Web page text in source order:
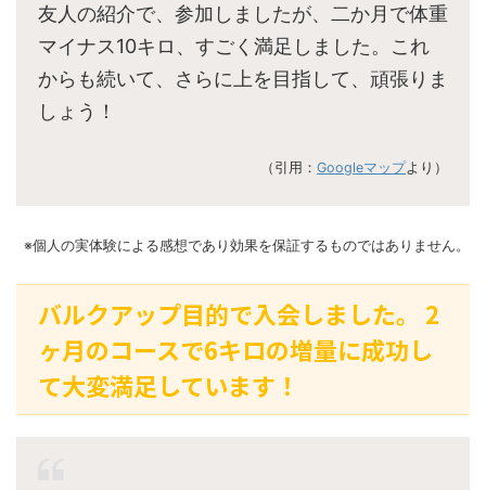
友人の紹介で、参加しましたが、二か月で体重
マイナス10キロ、すごく満足しました。これ
からも続いて、さらに上を目指して、頑張りま
しょう！
（引用： Googleマップより）
※個人の実体験による感想であり効果を保証するものではありません。
バルクアップ目的で入会しました。 2
ヶ月のコースで6キロの増量に成功し
て大変満足しています！